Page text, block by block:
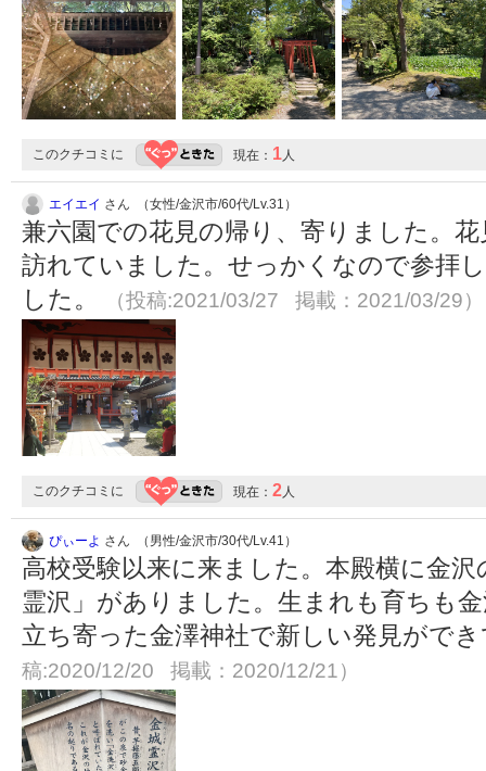
このクチコミに 現在： 1 人
エイエイ さん （女性/金沢市/60代/Lv.31）
兼六園での花見の帰り、寄りました。
訪れていました。せっかくなので参拝
した。
（投稿:2021/03/27 掲載：2021/03/29）
このクチコミに 現在： 2 人
ぴぃーよ さん （男性/金沢市/30代/Lv.41）
高校受験以来に来ました。本殿横に金
霊沢」がありました。生まれも育ちも
立ち寄った金澤神社で新しい発見がで
稿:2020/12/20 掲載：2020/12/21）